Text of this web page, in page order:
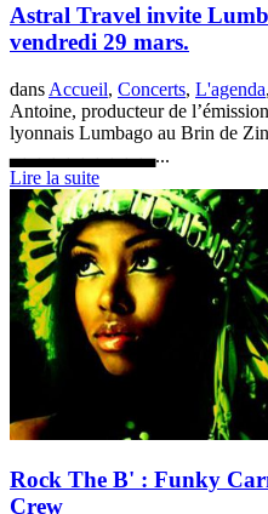
Astral Travel invite
vendredi 29 mars.
dans Accueil, Concerts, L'agenda,
Antoine, producteur de
lyonnais Lumbago au Brin de
▃▃▃▃▃▃▃▃▃▃...
Lire la suite
Rock The B' : Funky
Crew